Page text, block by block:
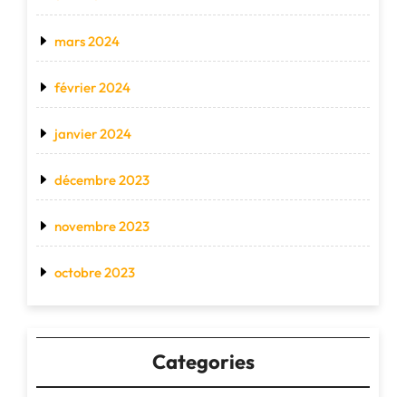
mars 2024
février 2024
janvier 2024
décembre 2023
novembre 2023
octobre 2023
Categories